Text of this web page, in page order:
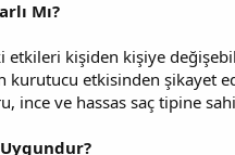
Mı?
etkileri kişiden kişiye
etkisinden şikayet
ince ve hassas saç tipine